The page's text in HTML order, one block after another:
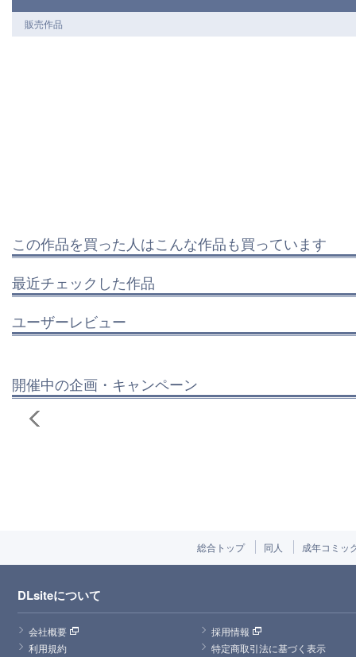
販売作品
この作品を買った人はこんな作品も買っています
最近チェックした作品
ユーザーレビュー
開催中の企画・キャンペーン
総合トップ 同人 成年コミッ
DLsiteについて
会社概要
採用情報
利用規約
特定商取引法に基づく表示